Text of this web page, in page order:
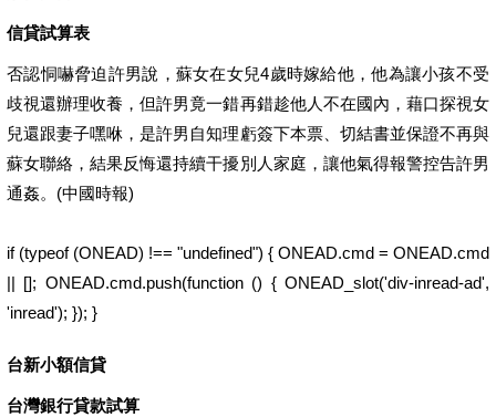
信貸試算表
否認恫嚇脅迫許男說，蘇女在女兒4歲時嫁給他，他為讓小孩不受
歧視還辦理收養，但許男竟一錯再錯趁他人不在國內，藉口探視女
兒還跟妻子嘿咻，是許男自知理虧簽下本票、切結書並保證不再與
蘇女聯絡，結果反悔還持續干擾別人家庭，讓他氣得報警控告許男
通姦。(中國時報)
if (typeof (ONEAD) !== "undefined") { ONEAD.cmd = ONEAD.cmd
|| []; ONEAD.cmd.push(function () { ONEAD_slot('div-inread-ad',
'inread'); }); }
台新小額信貸
台灣銀行貸款試算